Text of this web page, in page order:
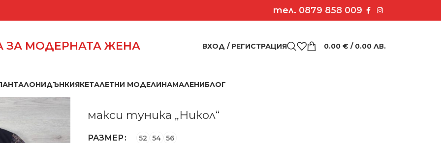
тел. 0879 858 009
ЗА МОДЕРНАТА ЖЕНА ВХОД / РЕГИСТРАЦИЯ 0.00 € / 0.00 ЛВ.
ДЪНКИЯКЕТАЛЕТНИ МОДЕЛИНАМАЛЕНИБЛОГ
макси туника „Никол“
РАЗМЕР 52 54 56